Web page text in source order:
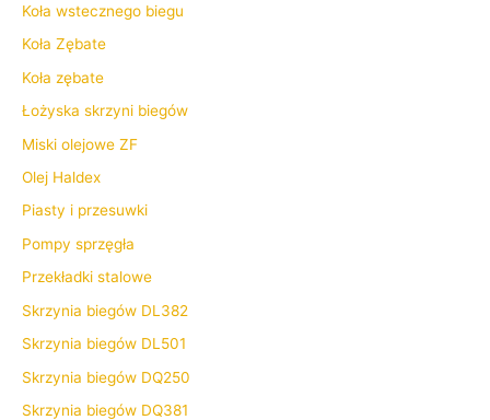
Koła wstecznego biegu
Koła Zębate
Koła zębate
Łożyska skrzyni biegów
Miski olejowe ZF
Olej Haldex
Piasty i przesuwki
Pompy sprzęgła
Przekładki stalowe
Skrzynia biegów DL382
Skrzynia biegów DL501
Skrzynia biegów DQ250
Skrzynia biegów DQ381